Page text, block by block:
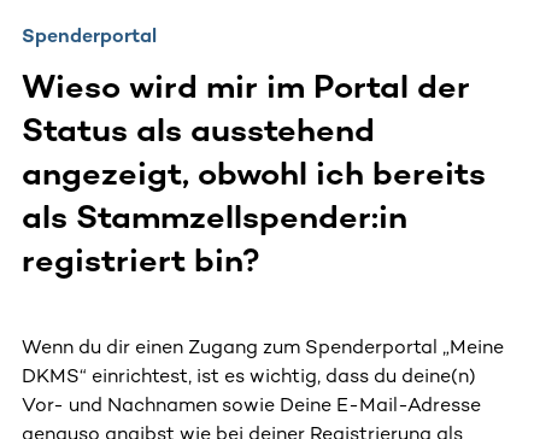
Spenderportal
Wieso wird mir im Portal der
Status als ausstehend
angezeigt, obwohl ich bereits
als Stammzellspender:in
registriert bin?
Wenn du dir einen Zugang zum Spenderportal „Meine
DKMS“ einrichtest, ist es wichtig, dass du deine(n)
Vor- und Nachnamen sowie Deine E-Mail-Adresse
genauso angibst wie bei deiner Registrierung als